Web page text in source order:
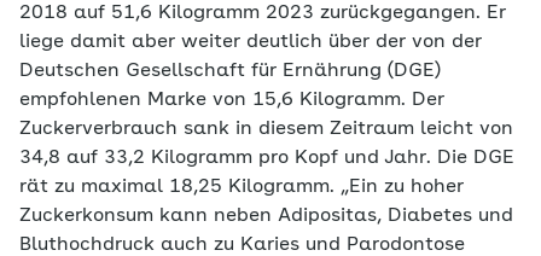
2018 auf 51,6 Kilogramm 2023 zurückgegangen. Er
liege damit aber weiter deutlich über der von der
Deutschen Gesellschaft für Ernährung (DGE)
empfohlenen Marke von 15,6 Kilogramm. Der
Zuckerverbrauch sank in diesem Zeitraum leicht von
34,8 auf 33,2 Kilogramm pro Kopf und Jahr. Die DGE
rät zu maximal 18,25 Kilogramm. „Ein zu hoher
Zuckerkonsum kann neben Adipositas, Diabetes und
Bluthochdruck auch zu Karies und Parodontose